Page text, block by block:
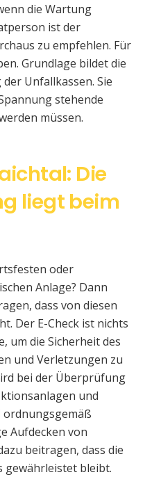
die Wartung
ist der
zu empfehlen. Für
Grundlage bildet die
Unfallkassen. Sie
stehende
müssen.
Die
liegt beim
oder
Anlage? Dann
dass von diesen
Der E-Check ist nichts
um die Sicherheit des
und Verletzungen zu
bei der Überprüfung
und
Aufdecken von
beitragen, dass die
gewährleistet bleibt.